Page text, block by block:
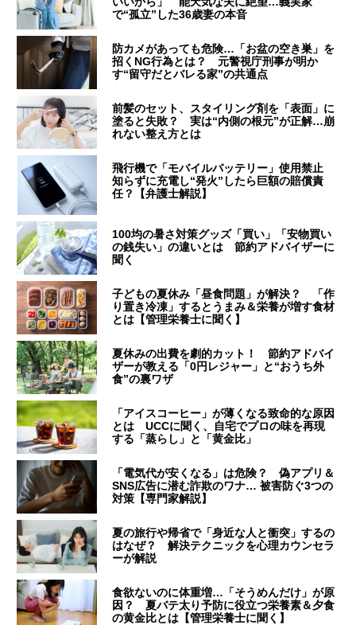
で“孤立”した36歳妻の本音
防カメがあっても危険…「お盆の空き巣」を
招くNG行為とは？ 元警視庁刑事が明か
す“留守だとバレる家”の共通点
前髪のセット、スタイリング剤を「表面」に
塗ると失敗？ 実は“内側の根元”が正解…崩
れない整え方とは
飛行機で「モバイルバッテリー」使用禁止
知らずに充電し“発火”したら巨額の賠償責
任？【弁護士解説】
100均の暑さ対策グッズ「買い」「安物買い
の銭失い」の違いとは 節約アドバイザーに
聞く
子どもの夏休み「昼食問題」が解決？ 「作
り置き冷凍」するとうまみ＆栄養が増す食材
とは【管理栄養士に聞く】
夏休みの出費を劇的カット！ 節約アドバイ
ザーが教える「0円レジャー」と“おうち外
食”の裏ワザ
「アイスコーヒー」が薄くなる致命的な原因
とは UCCに聞く、自宅でプロの味を再現
する「蒸らし」と「黄金比」
「電気代が安くなる」は危険？ 偽アプリ＆
SNS広告に潜む詐欺のワナ… 被害防ぐ3つの
対策【専門家解説】
夏の旅行や帰省で「身近な人と衝突」するの
はなぜ？ 解決テクニックを心理カウンセラ
ーが解説
食欲ないのに体重増…「そうめんだけ」が原
因？ 夏バテ太り予防に役立つ栄養素＆夕食
の黄金比とは【管理栄養士に聞く】